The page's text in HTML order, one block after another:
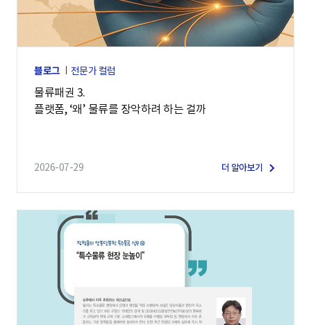
블로그 전문가 컬럼
물류패권 3.
플랫폼, ‘왜’ 물류를 장악하려 하는 걸까
2026-07-29 더 알아보기